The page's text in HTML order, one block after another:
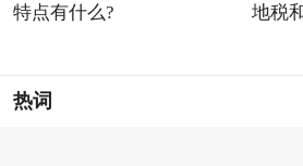
特点有什么?
地税
热词